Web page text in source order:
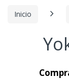
Inicio